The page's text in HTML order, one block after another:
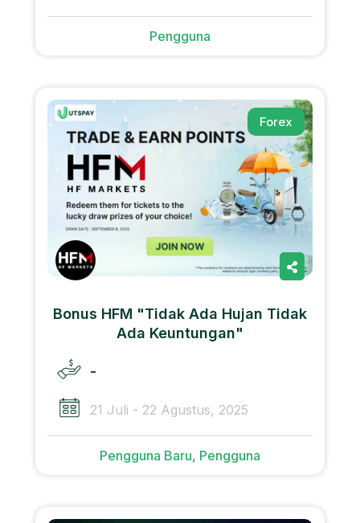
Pengguna
Forex
Bonus HFM "Tidak Ada Hujan Tidak
Ada Keuntungan"
-
21 Juli - 22 Agustus, 2025
Pengguna Baru, Pengguna